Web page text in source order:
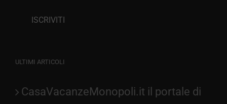
ULTIMI ARTICOLI
CasaVacanzeMonopoli.it il portale di